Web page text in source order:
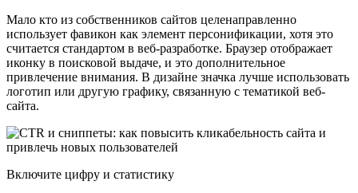
Мало кто из собственников сайтов целенаправленно
использует фавикон как элемент персонификации, хотя это
считается стандартом в веб-разработке. Браузер отображает
иконку в поисковой выдаче, и это дополнительное
привлечение внимания. В дизайне значка лучше использовать
логотип или другую графику, связанную с тематикой веб-
сайта.
Включите цифру и статистику